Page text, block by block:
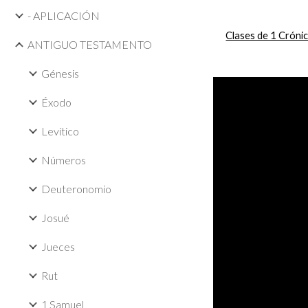
- APLICACIÓN
ANTIGUO TESTAMENTO
Génesis
Éxodo
Levítico
Números
Deuteronomio
Josué
Jueces
Rut
1 Samuel
Clases de 1